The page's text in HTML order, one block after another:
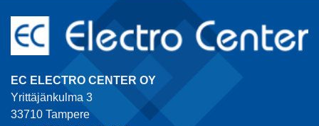
EC ELECTRO CENTER OY
Yrittäjänkulma 3
33710 Tampere